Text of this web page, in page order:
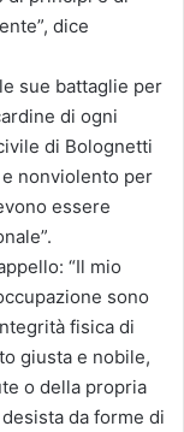
dice
sue battaglie per
di ogni
di Bolognetti
nonviolento per
essere
“Il mio
sono
fisica di
giusta e nobile,
o della propria
da forme di